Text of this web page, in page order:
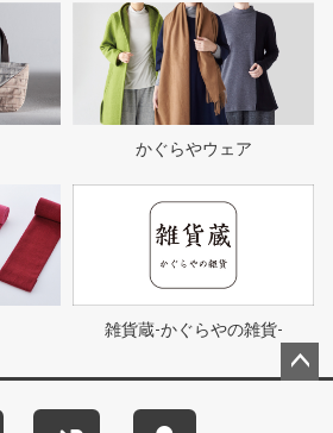
かぐらやウェア
雑貨蔵-かぐらやの雑貨-